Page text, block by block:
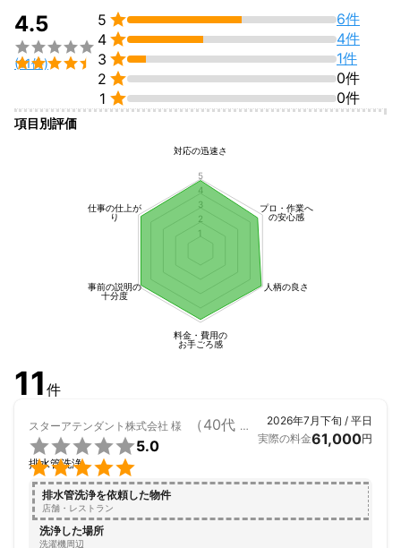
4.5


(11件)
5 
6件
4 
4件
3 
1件
2 
0件
1  0件
項目別評価
対応の迅速さ
プロ・作業へ
の安心感
人柄の良さ
料金・費用の
お手ごろ感
事前の説明の
十分度
仕事の仕上が
り
1
2
3
4
5
11 件
スターアテンダント株式会社 様 （40代 女性）


5.0
排水管洗浄
2026年7月下旬 / 平日
実際の料金61,000円
排水管洗浄を依頼した物件
店舗・レストラン
洗浄した場所
洗濯機周辺